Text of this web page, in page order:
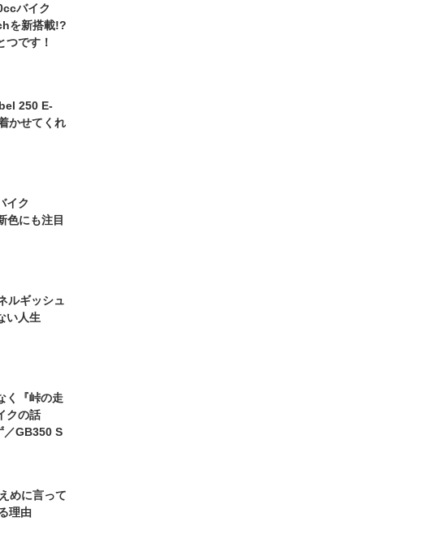
バイク
を新搭載!?
つです！
250 E-
かせてくれ
イク
色にも注目
ルギッシュ
い人生
く『峠の走
クの話
／GB350 S
めに言って
理由